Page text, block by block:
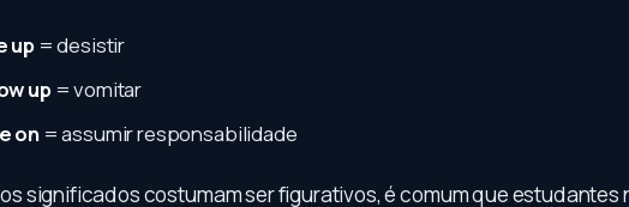
up= desistir
up= vomitar
on= assumir responsabilidade
significados costumam ser figurativos, é comum que estudantes